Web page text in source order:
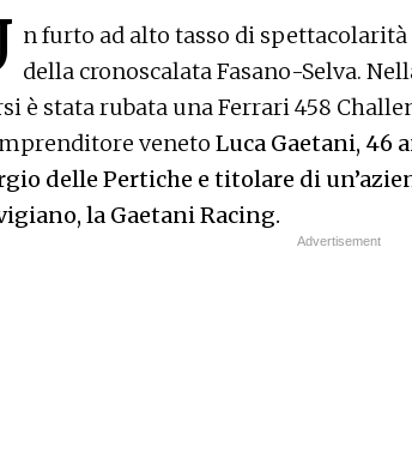
n furto ad alto tasso di
della cronoscalata Fasano-Selva.
è stata rubata una Ferrari 458
veneto Luca Gaetani, 46
delle Pertiche e titolare di
la Gaetani Racing.